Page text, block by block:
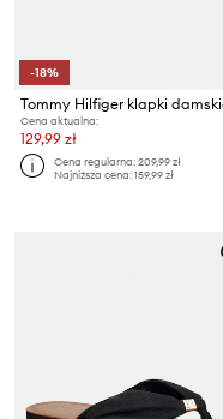
-18%
Cena aktualna:
129,99 zł
Cena regularna:209,99 zł
Najniższa cena:159,99 zł